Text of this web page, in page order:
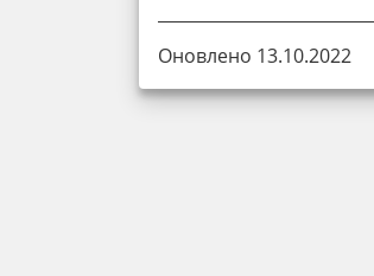
Оновлено 13.10.2022